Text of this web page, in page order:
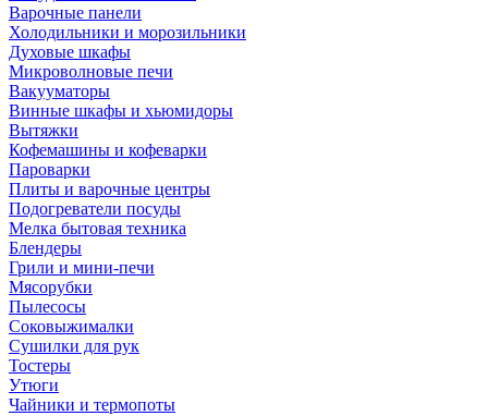
Варочные панели
Холодильники и морозильники
Духовые шкафы
Микроволновые печи
Вакууматоры
Винные шкафы и хьюмидоры
Вытяжки
Кофемашины и кофеварки
Пароварки
Плиты и варочные центры
Подогреватели посуды
Мелка бытовая техника
Блендеры
Грили и мини-печи
Мясорубки
Пылесосы
Соковыжималки
Сушилки для рук
Тостеры
Утюги
Чайники и термопоты